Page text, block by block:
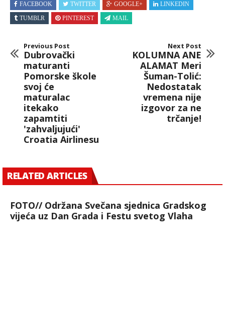
FACEBOOK TWITTER GOOGLE+
LINKEDIN
TUMBLR
PINTEREST MAIL
Previous Post
Dubrovački
maturanti
Pomorske škole
svoj će
maturalac
itekako
zapamtiti
'zahvaljujući'
Croatia Airlinesu
Next Post
KOLUMNA ANE
ALAMAT Meri
Šuman-Tolić:
Nedostatak
vremena nije
izgovor za ne
trčanje!
RELATED ARTICLES
FOTO// Održana Svečana sjednica Gradskog
vijeća uz Dan Grada i Festu svetog Vlaha